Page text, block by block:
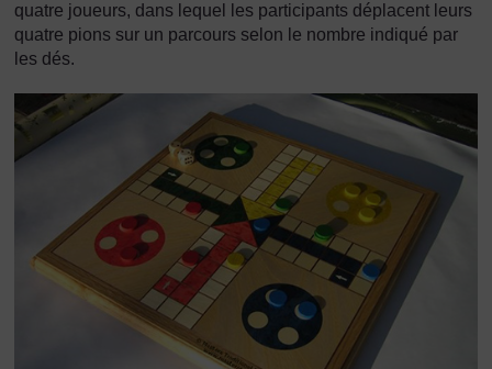
quatre joueurs, dans lequel les participants déplacent leurs
quatre pions sur un parcours selon le nombre indiqué par
les dés.